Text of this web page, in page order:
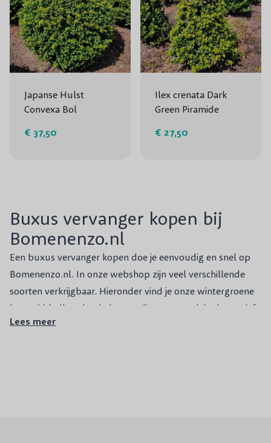
Japanse Hulst
Convexa Bol
€ 37,50
Ilex crenata Dark
Green Piramide
€ 27,50
Buxus vervanger kopen bij
Bomenenzo.nl
Een buxus vervanger kopen doe je eenvoudig en snel op
Bomenenzo.nl. In onze webshop zijn veel verschillende
soorten verkrijgbaar. Hieronder vind je onze wintergroene
hagen/ bladhoudende hagen, die een populair alternatief
zijn voor de Buxus sempervirens. Naast deze
Lees meer